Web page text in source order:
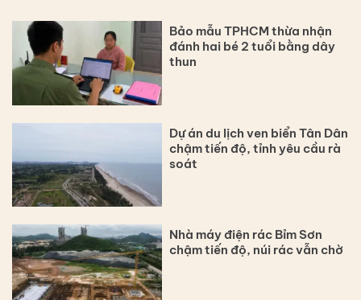
Bảo mẫu TPHCM thừa nhận
đánh hai bé 2 tuổi bằng dây
thun
Dự án du lịch ven biển Tân Dân
chậm tiến độ, tỉnh yêu cầu rà
soát
Nhà máy điện rác Bỉm Sơn
chậm tiến độ, núi rác vẫn chờ